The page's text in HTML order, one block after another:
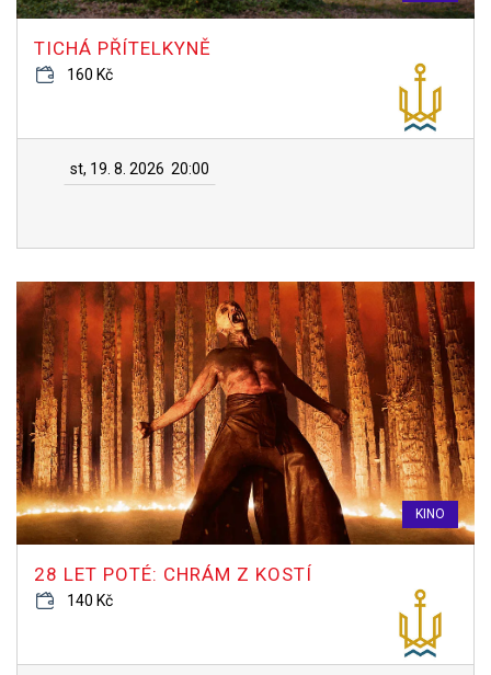
TICHÁ PŘÍTELKYNĚ
160 Kč
st, 19. 8. 2026 20:00
KINO
28 LET POTÉ: CHRÁM Z KOSTÍ
140 Kč